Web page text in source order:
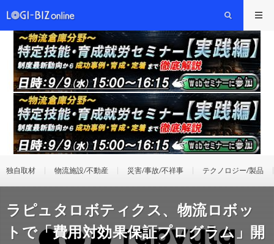
独自取材 物流施設/不動産 災害/事故/不祥事 テクノロジー/製品
ラピュタロボティクス、物流ロボッ
トで「費用対効果保証プログラム」開